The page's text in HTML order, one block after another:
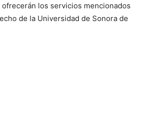
ofrecerán los servicios mencionados
de la Universidad de Sonora de